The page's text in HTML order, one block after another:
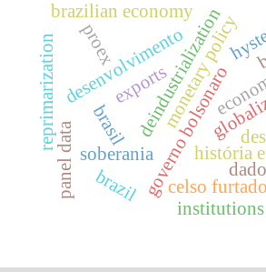
governo bolsonaro
história
deindustrialization
brazilian economy
soberania
brasil
desenvolvimento
celso furtado
reprimarization
brazil
monetary policy
exports
proex
panel data
institutions